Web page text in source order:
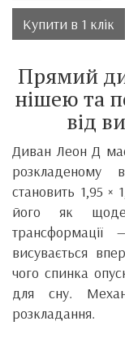
Купити в 1 клік
Прямий
нішею та
від
Диван Леон Д
розкладеному
становить 1,95 ×
його як
трансформації
висувається
чого спинка
для сну.
розкладання.